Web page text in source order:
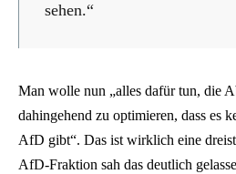
sehen.“
Man wolle nun „alles dafür tun, die
dahingehend zu optimieren, dass es
AfD gibt“. Das ist wirklich eine
AfD-Fraktion sah das deutlich